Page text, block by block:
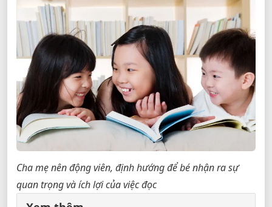
Cha mẹ nên động viên, định hướng để bé nhận ra sự
quan trọng và ích lợi của việc đọc